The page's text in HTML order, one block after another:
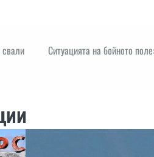
Ситуацията на бойното